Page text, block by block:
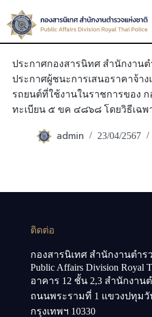
to
content
ประกาศกองสารนิทศ สำนักงานต
ประกาศผู้ชนะการเสนอราคาจ้า
รถยนต์ที่ใช้งานในราชการของ ก
ทะเบียน ๕ ขค ๔๘๖๘ โดยวิธีเฉพา
admin 23/04/2567
ติดต่อ
กองสารนิเทศ สำนักงานตำร
Public Affairs Division Royal
อาคาร 12 ชั้น 2,3 สำนักงาน
ถนนพระรามที่ 1 แขวงปทุม
กรุงเทพฯ 10330